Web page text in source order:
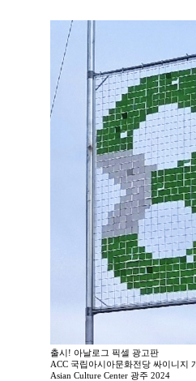
출시! 아날로그 픽셀 광고판
ACC 국립아시아문화전당 싸이니지
Asian Culture Center 광주 2024